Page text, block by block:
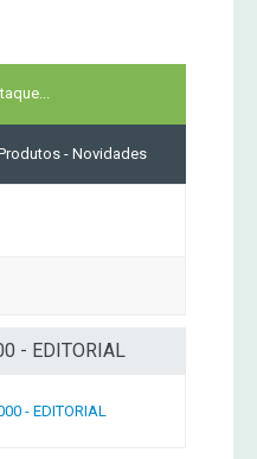
- Novidades
- EDITORIAL